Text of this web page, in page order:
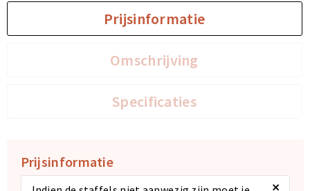
Prijsinformatie
Omschrijving
Specificaties
Prijsinformatie
×